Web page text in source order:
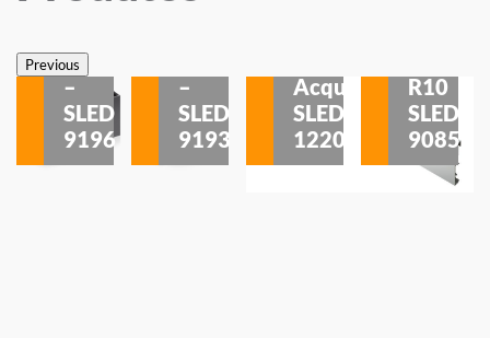
PreviousSobrepor
–
SLED
9196
–
SLED
9193
Acqua
SLED
1220
R10
SLED
9085